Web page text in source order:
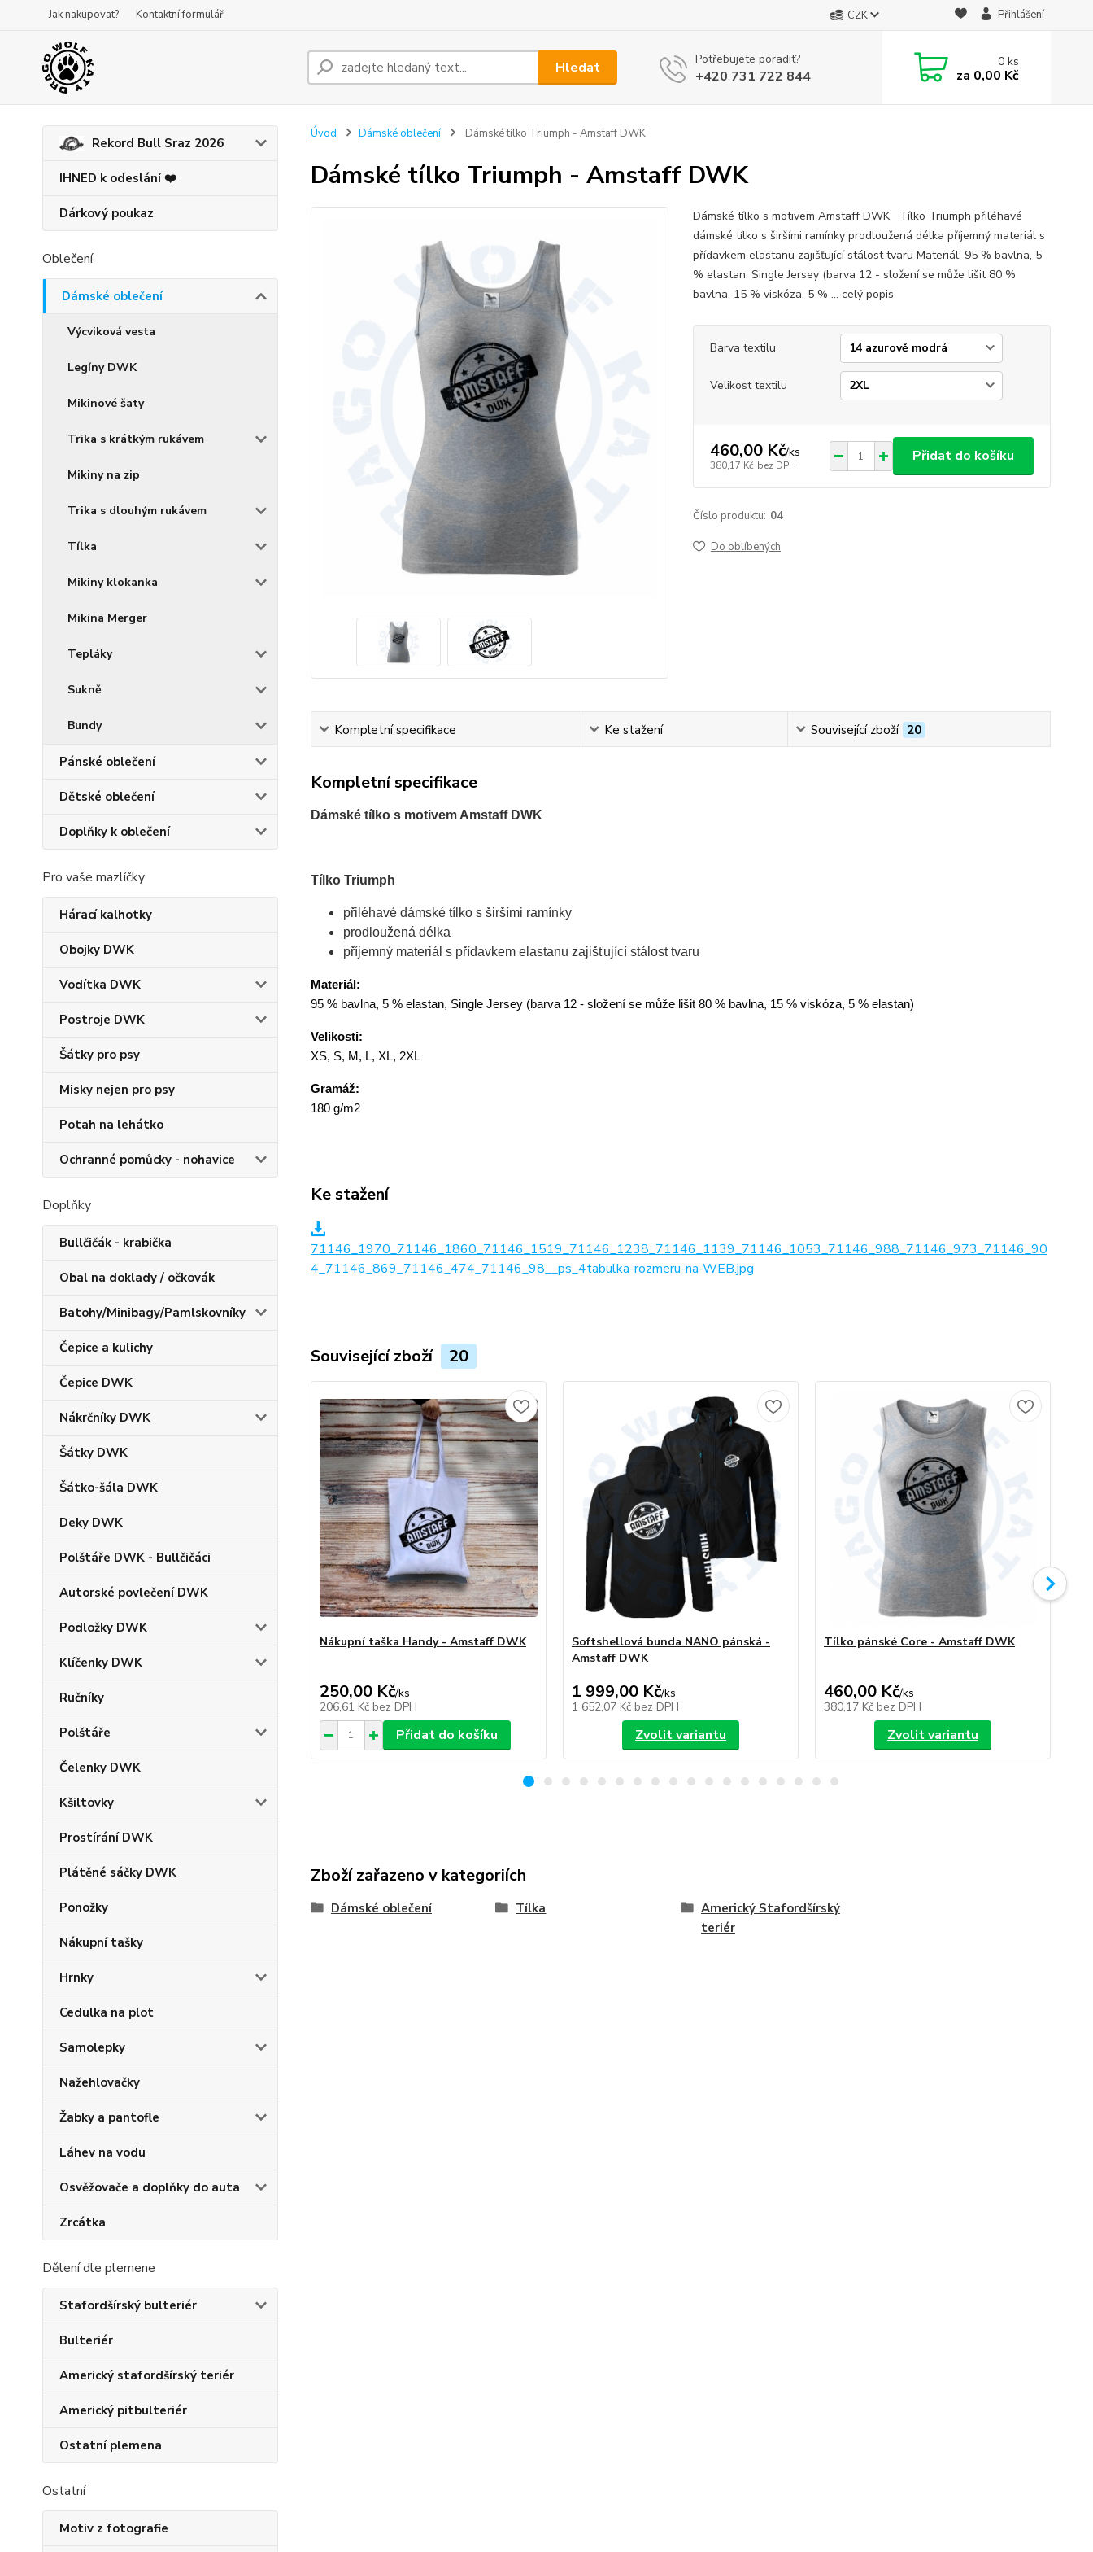
Jak nakupovat? Kontaktní formulář CZK Přihlášení
Hledat Potřebujete poradit?
+420 731 722 844
0ks
za 0,00 Kč
Rekord Bull Sraz 2026
IHNED k odeslání ❤️
Dárkový poukaz
Oblečení
Dámské oblečení
Výcviková vesta
Legíny DWK
Mikinové šaty
Trika s krátkým rukávem
Mikiny na zip
Trika s dlouhým rukávem
Tílka
Mikiny klokanka
Mikina Merger
Tepláky
Sukně
Bundy
Pánské oblečení
Dětské oblečení
Doplňky k oblečení
Pro vaše mazlíčky
Hárací kalhotky
Obojky DWK
Vodítka DWK
Postroje DWK
Šátky pro psy
Misky nejen pro psy
Potah na lehátko
Ochranné pomůcky - nohavice
Doplňky
Bullčičák - krabička
Obal na doklady / očkovák
Batohy/Minibagy/Pamlskovníky
Čepice a kulichy
Čepice DWK
Nákrčníky DWK
Šátky DWK
Šátko-šála DWK
Deky DWK
Polštáře DWK - Bullčičáci
Autorské povlečení DWK
Podložky DWK
Klíčenky DWK
Ručníky
Polštáře
Čelenky DWK
Kšiltovky
Prostírání DWK
Plátěné sáčky DWK
Ponožky
Nákupní tašky
Hrnky
Cedulka na plot
Samolepky
Nažehlovačky
Žabky a pantofle
Láhev na vodu
Osvěžovače a doplňky do auta
Zrcátka
Dělení dle plemene
Stafordšírský bulteriér
Bulteriér
Americký stafordšírský teriér
Americký pitbulteriér
Ostatní plemena
Ostatní
Motiv z fotografie
Úvod Dámské oblečení Dámské tílko Triumph - Amstaff DWK
Dámské tílko Triumph - Amstaff DWK
Dámské tílko s motivem Amstaff DWK Tílko Triumph přiléhavé
dámské tílko s širšími ramínky prodloužená délka příjemný materiál s
přídavkem elastanu zajišťující stálost tvaru Materiál: 95 % bavlna, 5
% elastan, Single Jersey (barva 12 - složení se může lišit 80 %
bavlna, 15 % viskóza, 5 % ... celý popis
Barva textilu
Velikost textilu
460,00 Kč/ks
380,17 Kč bez DPH
Přidat do košíku
Číslo produktu: 04
Do oblíbených
Kompletní specifikace Ke stažení Související zboží 20
Kompletní specifikace
Dámské tílko s motivem Amstaff DWK
Tílko Triumph
přiléhavé dámské tílko s širšími ramínky
prodloužená délka
příjemný materiál s přídavkem elastanu zajišťující stálost tvaru
Materiál:
95 % bavlna, 5 % elastan, Single Jersey (barva 12 - složení se může lišit 80 % bavlna, 15 % viskóza, 5 % elastan)
Velikosti:
XS, S, M, L, XL, 2XL
Gramáž:
180 g/m2
Ke stažení
71146_1970_71146_1860_71146_1519_71146_1238_71146_1139_71146_1053_71146_988_71146_973_71146_90
4_71146_869_71146_474_71146_98__ps_4tabulka-rozmeru-na-WEB.jpg
Související zboží 20
Nákupní taška Handy - Amstaff DWK
250,00 Kč/ks
206,61 Kč bez DPH
Přidat do košíku
Softshellová bunda NANO pánská -
Amstaff DWK
1 999,00 Kč/ks
1 652,07 Kč bez DPH
Zvolit variantu
Tílko pánské Core - Amstaff DWK
460,00 Kč/ks
380,17 Kč bez DPH
Zvolit variantu
Zboží zařazeno v kategoriích
Dámské oblečení Tílka
Americký Stafordšírský
teriér